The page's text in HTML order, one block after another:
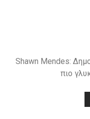
Shawn Mendes:
πιο